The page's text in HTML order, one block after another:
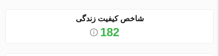
شاخص کیفیت زندگی
182